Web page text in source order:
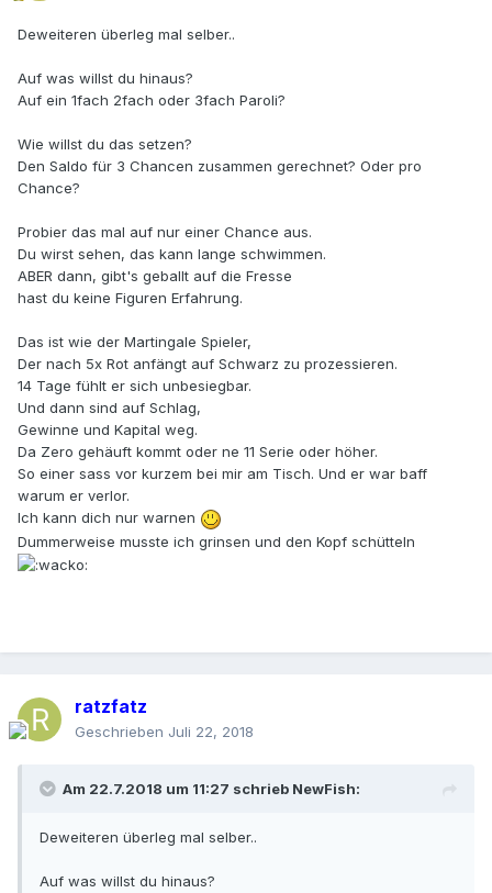
Deweiteren überleg mal selber..
Auf was willst du hinaus?
Auf ein 1fach 2fach oder 3fach Paroli?
Wie willst du das setzen?
Den Saldo für 3 Chancen zusammen gerechnet? Oder pro
Chance?
Probier das mal auf nur einer Chance aus.
Du wirst sehen, das kann lange schwimmen.
ABER dann, gibt's geballt auf die Fresse
hast du keine Figuren Erfahrung.
Das ist wie der Martingale Spieler,
Der nach 5x Rot anfängt auf Schwarz zu prozessieren.
14 Tage fühlt er sich unbesiegbar.
Und dann sind auf Schlag,
Gewinne und Kapital weg.
Da Zero gehäuft kommt oder ne 11 Serie oder höher.
So einer sass vor kurzem bei mir am Tisch. Und er war baff
warum er verlor.
Ich kann dich nur warnen
Dummerweise musste ich grinsen und den Kopf schütteln
ratzfatz
Geschrieben Juli 22, 2018
Am 22.7.2018 um 11:27 schrieb NewFish:
Deweiteren überleg mal selber..
Auf was willst du hinaus?